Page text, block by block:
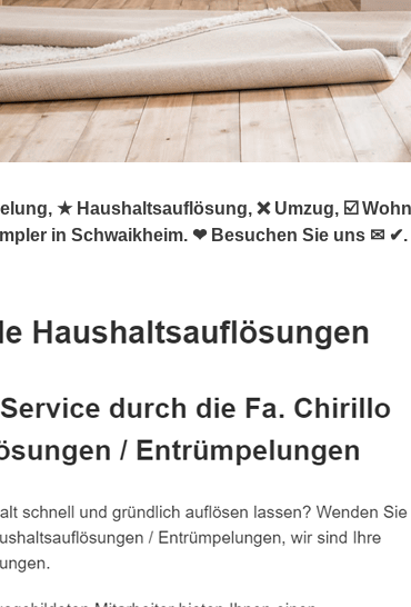
★ Haushaltsauflösung, ❌ Umzug, ☑️
in Schwaikheim. ❤ Besuchen Sie uns ✉ ✔.